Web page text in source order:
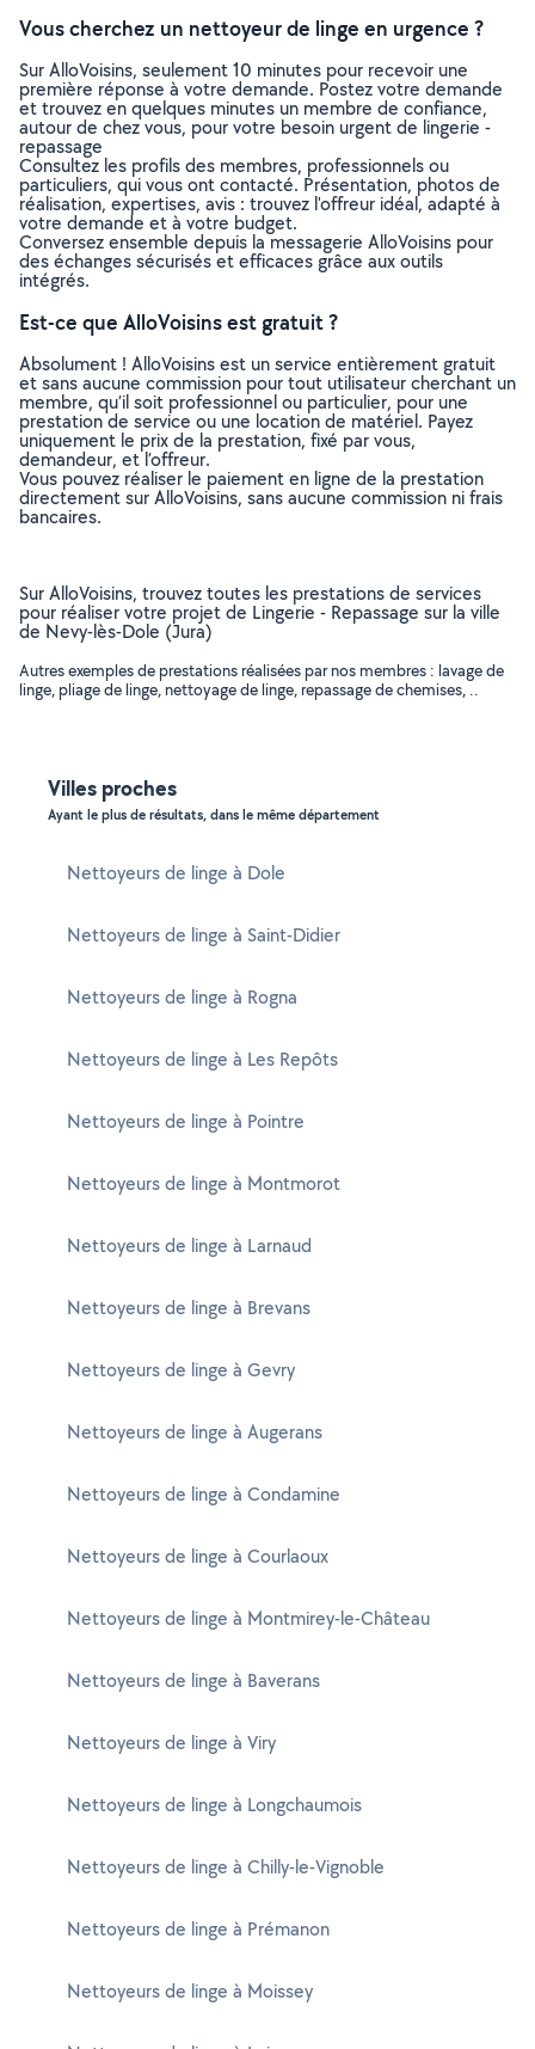
Vous cherchez un nettoyeur de linge en urgence ?
Sur AlloVoisins, seulement 10 minutes pour recevoir une
première réponse à votre demande. Postez votre demande
et trouvez en quelques minutes un membre de confiance,
autour de chez vous, pour votre besoin urgent de lingerie -
repassage
Consultez les profils des membres, professionnels ou
particuliers, qui vous ont contacté. Présentation, photos de
réalisation, expertises, avis : trouvez l'offreur idéal, adapté à
votre demande et à votre budget.
Conversez ensemble depuis la messagerie AlloVoisins pour
des échanges sécurisés et efficaces grâce aux outils
intégrés.
Est-ce que AlloVoisins est gratuit ?
Absolument ! AlloVoisins est un service entièrement gratuit
et sans aucune commission pour tout utilisateur cherchant un
membre, qu’il soit professionnel ou particulier, pour une
prestation de service ou une location de matériel. Payez
uniquement le prix de la prestation, fixé par vous,
demandeur, et l’offreur.
Vous pouvez réaliser le paiement en ligne de la prestation
directement sur AlloVoisins, sans aucune commission ni frais
bancaires.
Sur AlloVoisins, trouvez toutes les prestations de services
pour réaliser votre projet de Lingerie - Repassage sur la ville
de Nevy-lès-Dole (Jura)
Autres exemples de prestations réalisées par nos membres : lavage de
linge, pliage de linge, nettoyage de linge, repassage de chemises, ..
Villes proches
Ayant le plus de résultats, dans le même département
Nettoyeurs de linge à Dole
Nettoyeurs de linge à Saint-Didier
Nettoyeurs de linge à Rogna
Nettoyeurs de linge à Les Repôts
Nettoyeurs de linge à Pointre
Nettoyeurs de linge à Montmorot
Nettoyeurs de linge à Larnaud
Nettoyeurs de linge à Brevans
Nettoyeurs de linge à Gevry
Nettoyeurs de linge à Augerans
Nettoyeurs de linge à Condamine
Nettoyeurs de linge à Courlaoux
Nettoyeurs de linge à Montmirey-le-Château
Nettoyeurs de linge à Baverans
Nettoyeurs de linge à Viry
Nettoyeurs de linge à Longchaumois
Nettoyeurs de linge à Chilly-le-Vignoble
Nettoyeurs de linge à Prémanon
Nettoyeurs de linge à Moissey